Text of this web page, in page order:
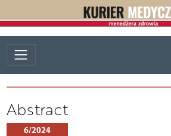
Abstract
6/2024